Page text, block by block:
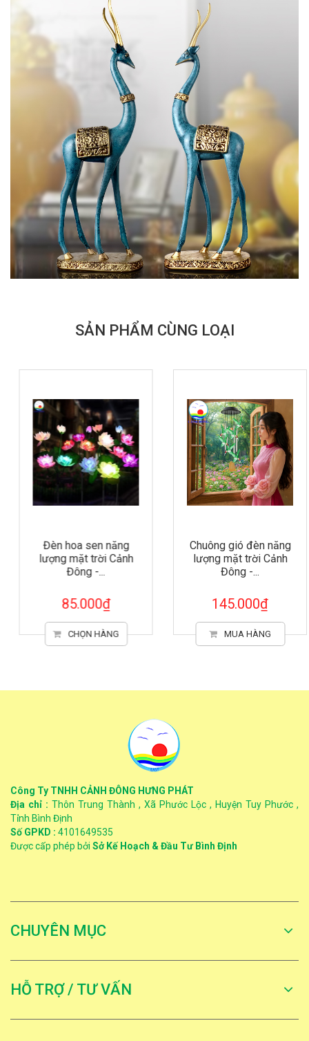
SẢN PHẨM CÙNG LOẠI
Đèn hoa sen năng
lượng mặt trời Cảnh
Đông -...
85.000₫
CHỌN HÀNG
Chuông gió đèn năng
lượng mặt trời Cảnh
Đông -...
145.000₫
MUA HÀNG
Công Ty TNHH CẢNH ĐÔNG HƯNG PHÁT
Địa chỉ : Thôn Trung Thành , Xã Phước Lộc , Huyện Tuy Phước ,
Tỉnh Bình Định
Số GPKD : 4101649535
Được cấp phép bởi Sở Kế Hoạch & Đầu Tư Bình Định
CHUYÊN MỤC
HỖ TRỢ / TƯ VẤN